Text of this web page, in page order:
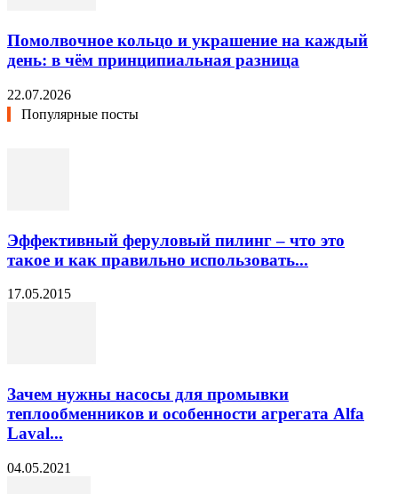
Помолвочное кольцо и украшение на каждый
день: в чём принципиальная разница
22.07.2026
Популярные посты
Эффективный феруловый пилинг – что это
такое и как правильно использовать...
17.05.2015
Зачем нужны насосы для промывки
теплообменников и особенности агрегата Alfa
Laval...
04.05.2021